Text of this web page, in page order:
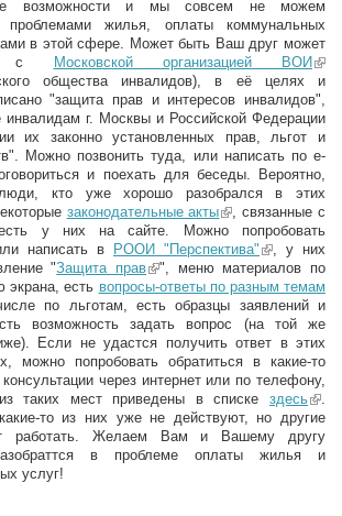
возможности и мы совсем не можем
проблемами жилья, оплаты коммунальных
в этой сфере. Может быть Ваш друг может
с
Московской организацией ВОИ(li
n
k
is
e
xt
er
n
al
)
общества инвалидов), в её целях и
"защита прав и интересов инвалидов",
инвалидам г. Москвы и Российской Федерации
их законно установленных прав, льгот и
Можно позвонить туда, или написать по e-
и поехать для беседы. Вероятно,
кто уже хорошо разобрался в этих
законодательные акты(link is external)
, связанные с
у них на сайте. Можно попробовать
написать в РООИ "Перспектива" (link is
external)
, у них
"Защита прав(link is external)
", меню материалов по
экрана, есть вопросы-ответы по разным темам
по льготам, есть образцы заявлений и
возможность задать вопрос (на той же
Если не удастся получить ответ в этих
можно попробовать обратиться в какие-то
через интернет или по телефону,
таких мест приведены в списке здесь(li
nk
is
ex
то из них уже не действуют, но другие
работать. Желаем Вам и Вашему другу
в проблеме оплаты жилья и
услуг!